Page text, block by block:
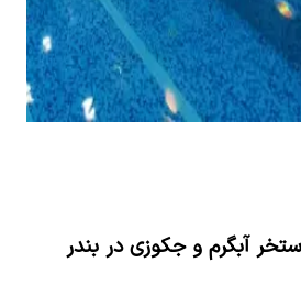
آبگرم و جکوزی در بندر